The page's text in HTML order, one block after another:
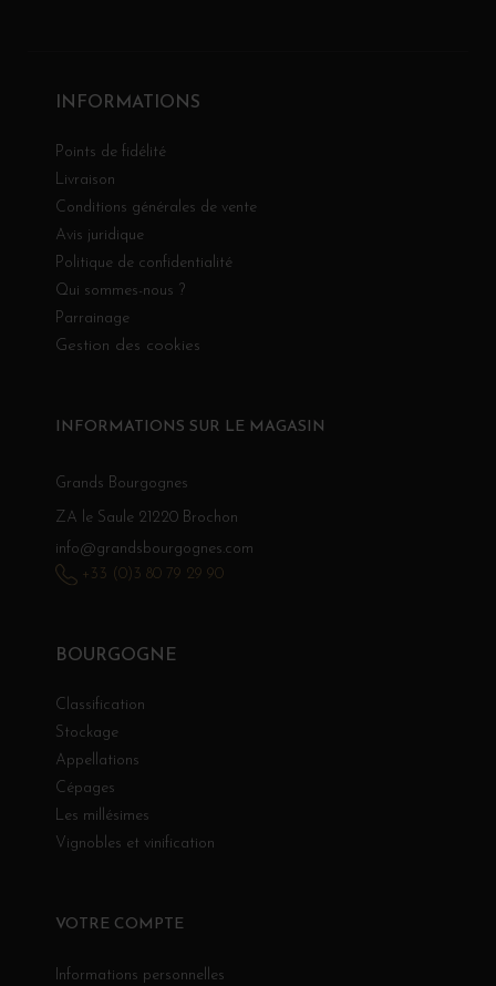
INFORMATIONS
Points de fidélité
Livraison
Conditions générales de vente
Avis juridique
Politique de confidentialité
Qui sommes-nous ?
Parrainage
Gestion des cookies
BOURGOGNE
Classification
Stockage
Appellations
Cépages
Les millésimes
Vignobles et vinification
VOTRE COMPTE
Informations personnelles
INFORMATIONS SUR LE MAGASIN
Grands Bourgognes
ZA le Saule 21220 Brochon
info@grandsbourgognes.com
+33 (0)3 80 79 29 90